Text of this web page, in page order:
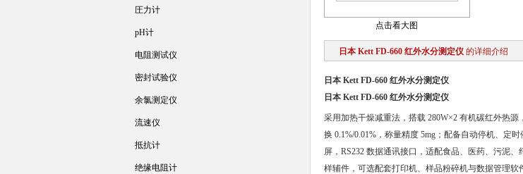
点击看大图
日本 Kett FD-660 红外水分测定仪 的详细介绍
日本 Kett FD-660 红外水分测定仪
日本 Kett FD-660 红外水分测定仪
采用加热干燥减重法，搭载 280W×2 有机碳红外热
换 0.1%/0.01%，称量精度 5mg；配备自动停机、定
屏，RS232 数据通讯接口，适配食品、医药、污泥
样辅件，可选配套打印机、样品粉碎机与数据管理软
圧力计
pH计
电阻测试仪
密封试验仪
余氯测定仪
流速仪
抵抗计
绝缘电阻计